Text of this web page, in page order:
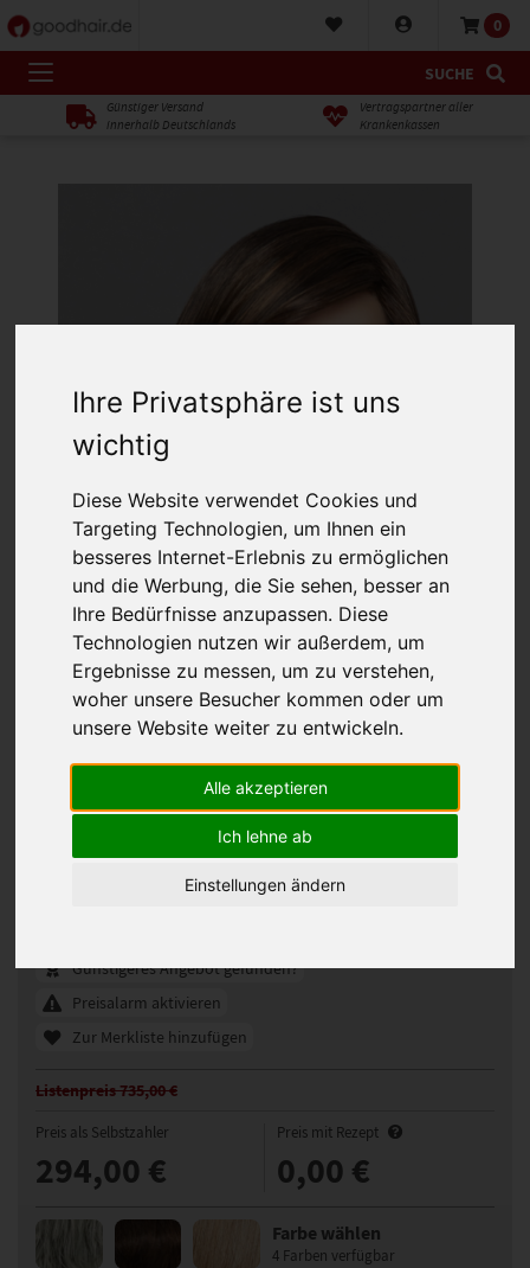
Ihre Privatsphäre ist uns
wichtig
Diese Website verwendet Cookies und
Targeting Technologien, um Ihnen ein
besseres Internet-Erlebnis zu ermöglichen
und die Werbung, die Sie sehen, besser an
Ihre Bedürfnisse anzupassen. Diese
Technologien nutzen wir außerdem, um
Ergebnisse zu messen, um zu verstehen,
woher unsere Besucher kommen oder um
unsere Website weiter zu entwickeln.
Alle akzeptieren
Ich lehne ab
Einstellungen ändern
0
SUCHE
Günstiger Versand
innerhalb Deutschlands
Vertragspartner aller
Krankenkassen
Gisela Mayer Sympathy Small klein
Perücke
Günstigeres Angebot gefunden?
Preisalarm aktivieren
Zur Merkliste hinzufügen
Listenpreis 735,00 €
Preis als Selbstzahler
294,00 €
Preis mit Rezept
0,00 €
Farbe wählen
4 Farben verfügbar